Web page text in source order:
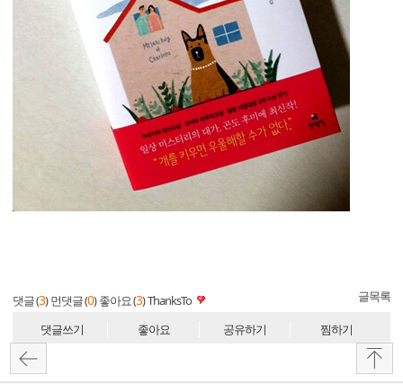
댓글 (3) 먼댓글 (0) 좋아요 (3)ThanksTo 글목록
댓글쓰기 좋아요 공유하기 찜하기